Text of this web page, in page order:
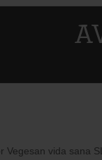
vida sana